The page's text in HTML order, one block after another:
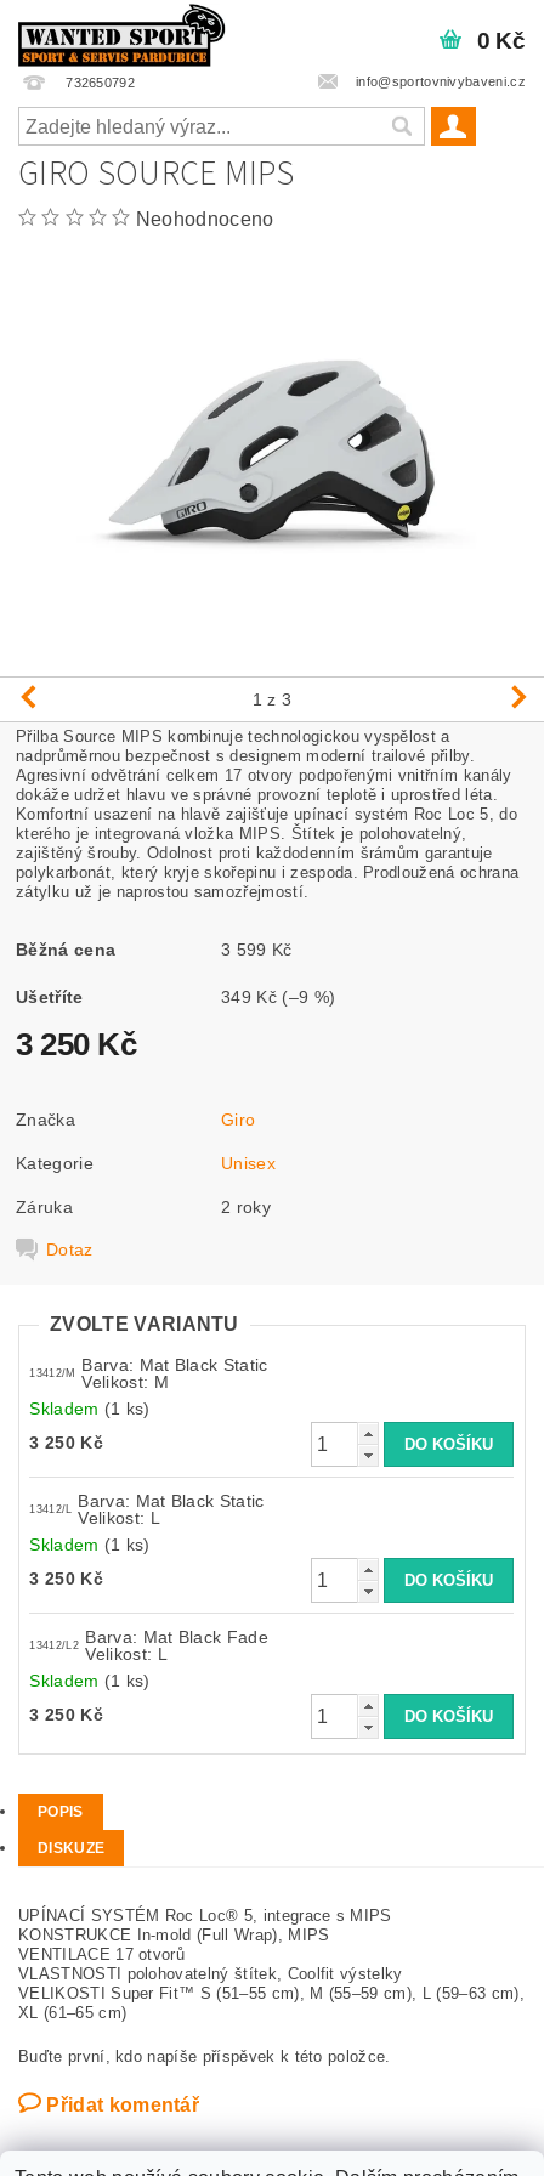
732650792 info@sportovnivybaveni.cz
0 Kč
GIRO SOURCE MIPS
Neohodnoceno
1 z 3
Přilba Source MIPS kombinuje technologickou vyspělost a
nadprůměrnou bezpečnost s designem moderní trailové přilby.
Agresivní odvětrání celkem 17 otvory podpořenými vnitřním kanály
dokáže udržet hlavu ve správné provozní teplotě i uprostřed léta.
Komfortní usazení na hlavě zajišťuje upínací systém Roc Loc 5, do
kterého je integrovaná vložka MIPS. Štítek je polohovatelný,
zajištěný šrouby. Odolnost proti každodenním šrámům garantuje
polykarbonát, který kryje skořepinu i zespoda. Prodloužená ochrana
zátylku už je naprostou samozřejmostí.
Běžná cena 3 599 Kč
Ušetříte 349 Kč (–9 %)
3 250 Kč
Značka Giro
Kategorie Unisex
Záruka 2 roky
Dotaz
ZVOLTE VARIANTU
13412/M
Barva: Mat Black Static
Velikost: M
Skladem (1 ks)
3 250 Kč
13412/L Barva: Mat Black Static
Velikost: L
Skladem (1 ks)
3 250 Kč
13412/L2
Barva: Mat Black Fade
Velikost: L
Skladem (1 ks)
3 250 Kč
POPIS
DISKUZE
UPÍNACÍ SYSTÉM Roc Loc® 5, integrace s MIPS
KONSTRUKCE In-mold (Full Wrap), MIPS
VENTILACE 17 otvorů
VLASTNOSTI polohovatelný štítek, Coolfit výstelky
VELIKOSTI Super Fit™ S (51–55 cm), M (55–59 cm), L (59–63 cm),
XL (61–65 cm)
Buďte první, kdo napíše příspěvek k této položce.
Přidat komentář